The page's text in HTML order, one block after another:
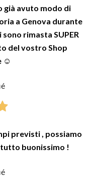
già avuto modo di
a Genova durante
rimasta SUPER
del vostro Shop
☺️
previsti , possiamo
buonissimo !